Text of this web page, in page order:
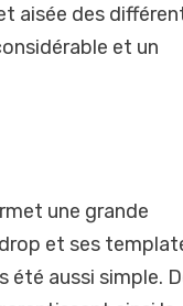
aisée des
et un
une grande
et ses
été aussi simple.